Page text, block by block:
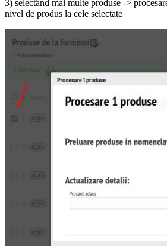
3) selectând mai multe produse ->
nivel de produs la cele selectate